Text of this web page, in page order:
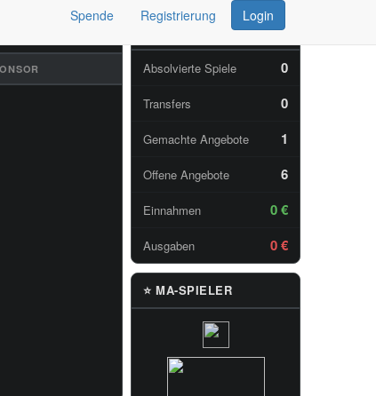
Spende Registrierung Login
📊 TAGESSTATISTIKEN
Absolvierte Spiele 0
Transfers 0
Gemachte Angebote 1
Offene Angebote 6
Einnahmen 0 €
Ausgaben 0 €
⭐ MA-SPIELER